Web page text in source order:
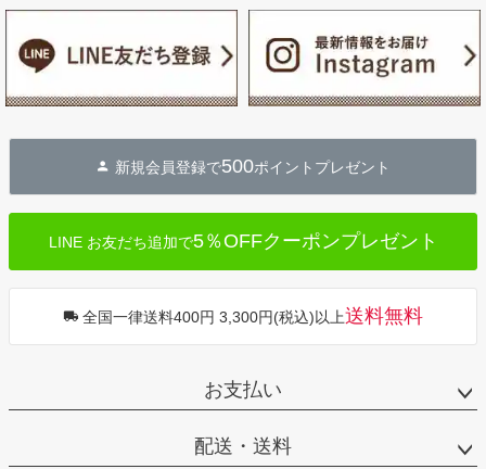
新規会員登録で500ポイントプレゼント
LINE お友だち追加で5％OFFクーポンプレゼント
全国一律送料400円 3,300円(税込)以上送料無料
お支払い
配送・送料